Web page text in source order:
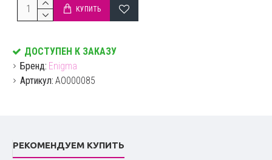
ДОСТУПЕН К ЗАКАЗУ
Бренд: Enigma
Артикул: AO000085
КУПИТЬ
РЕКОМЕНДУЕМ КУПИТЬ